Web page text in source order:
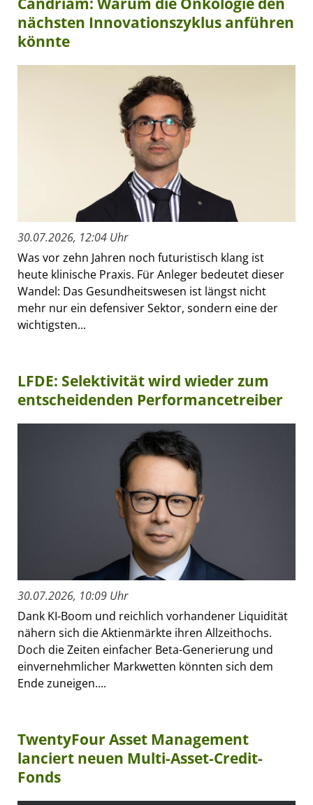
nächsten Innovationszyklus anführen
könnte
30.07.2026, 12:04 Uhr
Was vor zehn Jahren noch futuristisch klang ist
heute klinische Praxis. Für Anleger bedeutet dieser
Wandel: Das Gesundheitswesen ist längst nicht
mehr nur ein defensiver Sektor, sondern eine der
wichtigsten...
LFDE: Selektivität wird wieder zum
entscheidenden Performancetreiber
30.07.2026, 10:09 Uhr
Dank KI-Boom und reichlich vorhandener Liquidität
nähern sich die Aktienmärkte ihren Allzeithochs.
Doch die Zeiten einfacher Beta-Generierung und
einvernehmlicher Markwetten könnten sich dem
Ende zuneigen....
TwentyFour Asset Management
lanciert neuen Multi-Asset-Credit-
Fonds